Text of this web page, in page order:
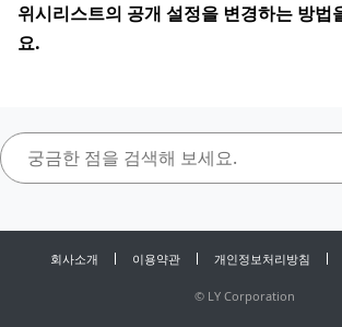
위시리스트의 공개 설정을 변경하는 방법
요.
회사소개 이용약관 개인정보처리방침
© LY Corporation